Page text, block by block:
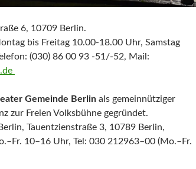
6, 10709 Berlin.
bis Freitag 10.00-18.00 Uhr, Samstag
(030) 86 00 93 -51/-52, Mail:
Gemeinde Berlin als gemeinnütziger
zur Freien Volksbühne gegründet.
Tauentzienstraße 3, 10789 Berlin,
10–16 Uhr, Tel: 030 212963–00 (Mo.–Fr.